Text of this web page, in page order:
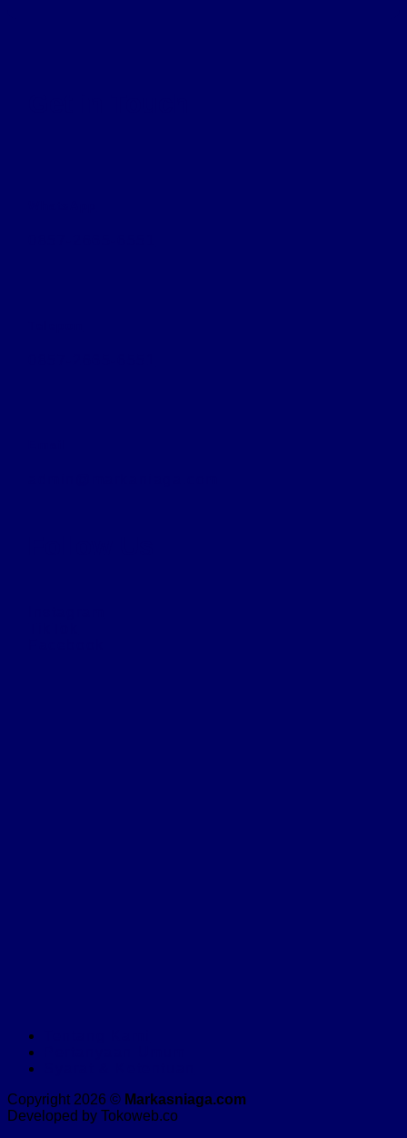
Copyright 2026 © Markasniaga.com
Developed by Tokoweb.co